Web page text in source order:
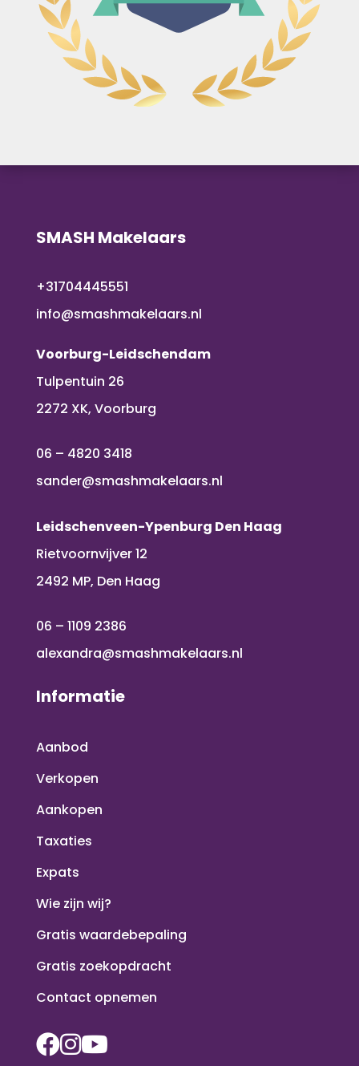
SMASH Makelaars
+31704445551
info@smashmakelaars.nl
Voorburg-Leidschendam
Tulpentuin 26
2272 XK, Voorburg
06 – 4820 3418
sander@smashmakelaars.nl
Leidschenveen-Ypenburg Den Haag
Rietvoornvijver 12
2492 MP, Den Haag
06 – 1109 2386
alexandra@smashmakelaars.nl
Informatie
Aanbod
Verkopen
Aankopen
Taxaties
Expats
Wie zijn wij?
Gratis waardebepaling
Gratis zoekopdracht
Contact opnemen